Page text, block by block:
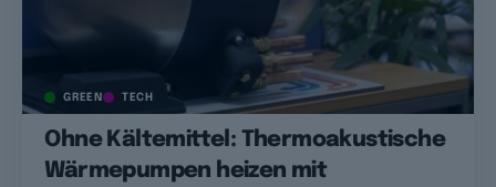
GREEN TECH
Ohne Kältemittel: Thermoakustische
Wärmepumpen heizen mit